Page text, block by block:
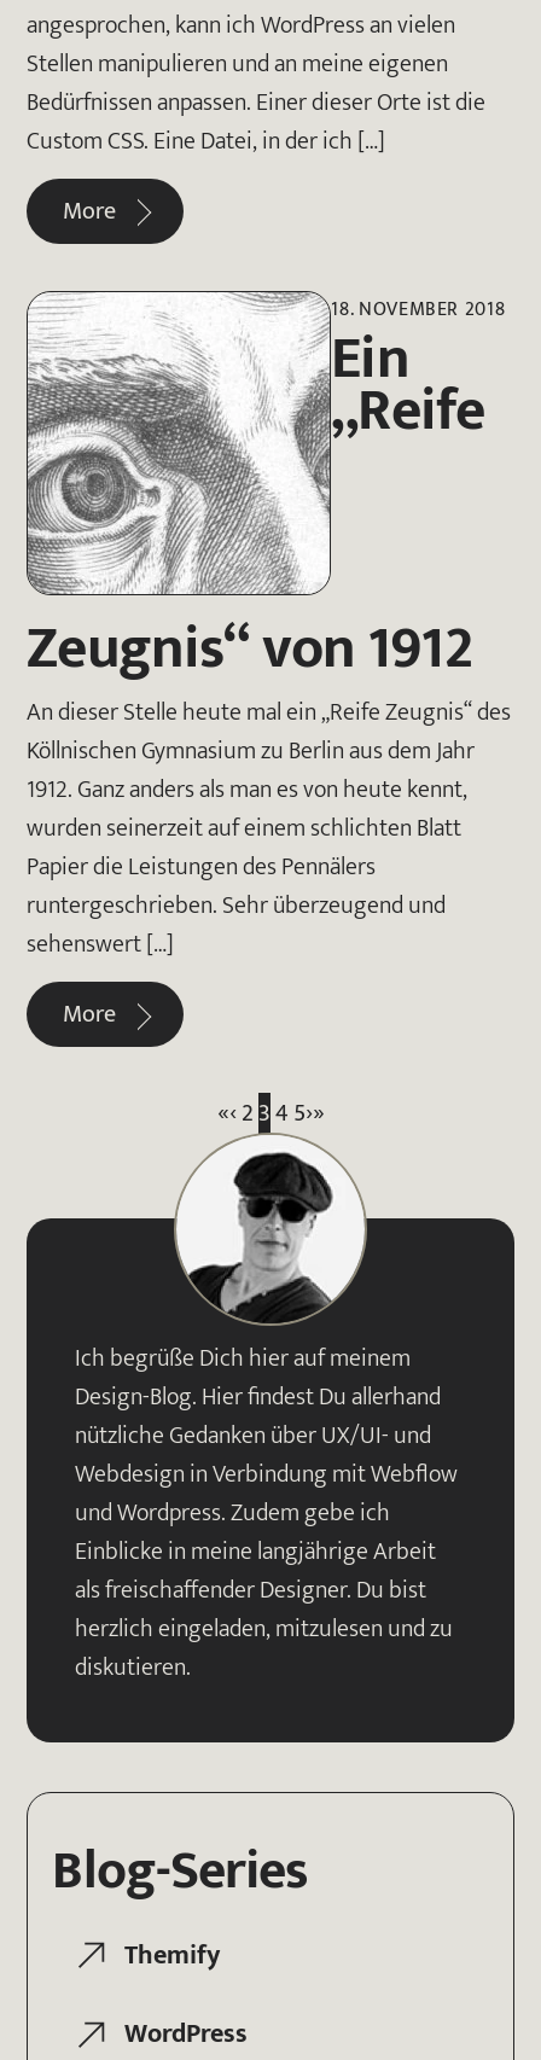
angesprochen, kann ich WordPress an vielen
Stellen manipulieren und an meine eigenen
Bedürfnissen anpassen. Einer dieser Orte ist die
Custom CSS. Eine Datei, in der ich […]
More
18. NOVEMBER 2018
Ein
„Reife
Zeugnis“ von 1912
An dieser Stelle heute mal ein „Reife Zeugnis“ des
Köllnischen Gymnasium zu Berlin aus dem Jahr
1912. Ganz anders als man es von heute kennt,
wurden seinerzeit auf einem schlichten Blatt
Papier die Leistungen des Pennälers
runtergeschrieben. Sehr überzeugend und
sehenswert […]
More
«‹2345›»
Ich begrüße Dich hier auf meinem
Design-Blog. Hier findest Du allerhand
nützliche Gedanken über UX/UI- und
Webdesign in Verbindung mit Webflow
und Wordpress. Zudem gebe ich
Einblicke in meine langjährige Arbeit
als freischaffender Designer. Du bist
herzlich eingeladen, mitzulesen und zu
diskutieren.
Blog-Series
Themify
WordPress